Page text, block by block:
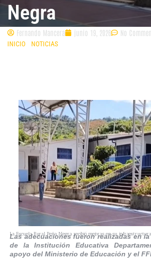
Negra
Fernando Mancera junio 19, 2026 No
INICIO NOTICIAS
La Escuela Rural Peña Negra recibió mejoras en su
Las adecuaciones fueron realizadas en la
de la Institución Educativa
apoyo del Ministerio de Educación y el